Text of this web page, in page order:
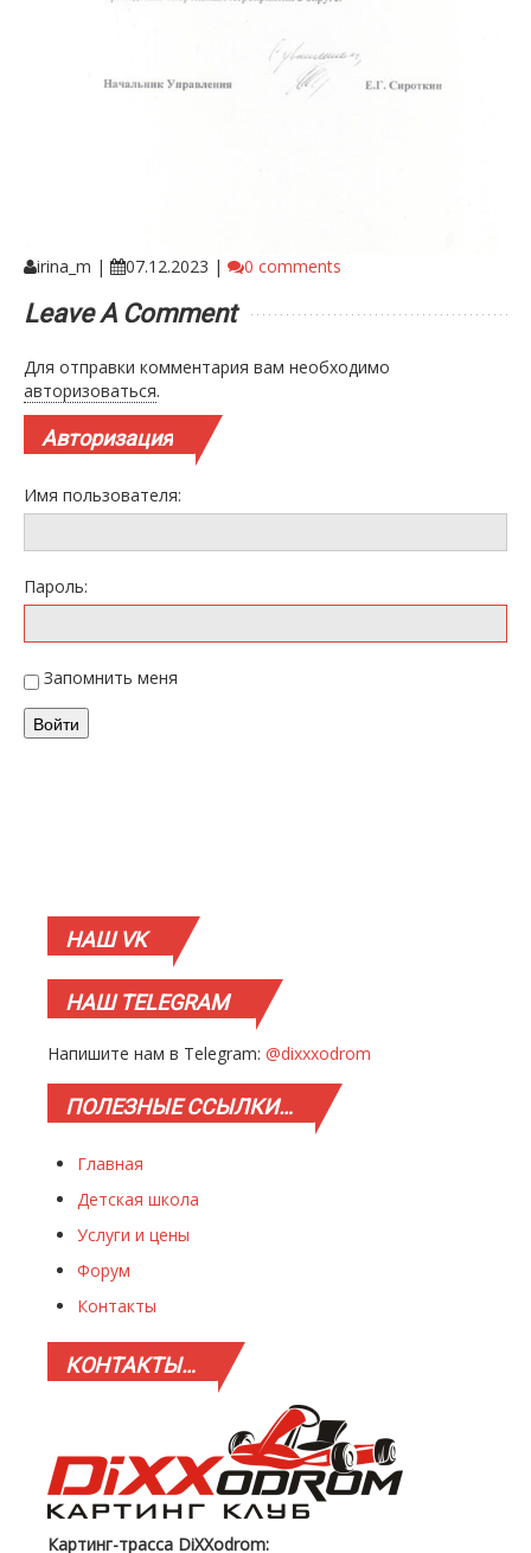
irina_m | 07.12.2023 | 0 comments
Leave A Comment
Для отправки комментария вам необходимо
авторизоваться.
Авторизация
Имя пользователя:
Пароль:
Запомнить меня
Войти
НАШVK
НАШTELEGRAM
Напишите нам в Telegram: @dixxxodrom
ПОЛЕЗНЫЕССЫЛКИ…
Главная
Детская школа
Услуги и цены
Форум
Контакты
КОНТАКТЫ…
Картинг-трасса DiXXodrom: